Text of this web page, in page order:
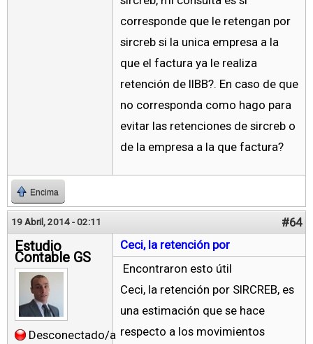
corresponde que le retengan por
sircreb si la unica empresa a la
que el factura ya le realiza
retención de IIBB?. En caso de que
no corresponda como hago para
evitar las retenciones de sircreb o
de la empresa a la que factura?
Encima
19 Abril, 2014 - 02:11 #64
Estudio
Contable GS
Desconectado/a
Ceci, la retención por
Encontraron esto útil
Ceci, la retención por SIRCREB, es
una estimación que se hace
respecto a los movimientos